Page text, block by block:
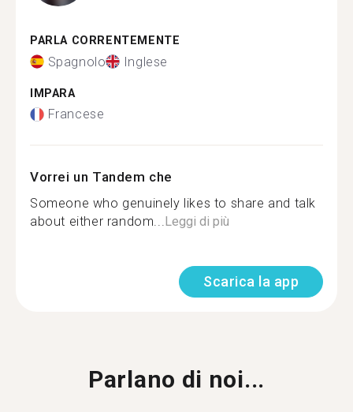
PARLA CORRENTEMENTE
Spagnolo Inglese
IMPARA
Francese
Vorrei un Tandem che
Someone who genuinely likes to share and talk
about either random...Leggi di più
Scarica la app
Parlano di noi...